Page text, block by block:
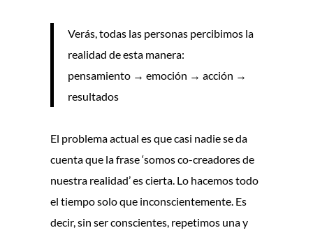
Verás, todas las personas percibimos la
realidad de esta manera:
pensamiento → emoción → acción →
resultados
El problema actual es que casi nadie se da
cuenta que la frase ‘somos co-creadores de
nuestra realidad’ es cierta. Lo hacemos todo
el tiempo solo que inconscientemente. Es
decir, sin ser conscientes, repetimos una y